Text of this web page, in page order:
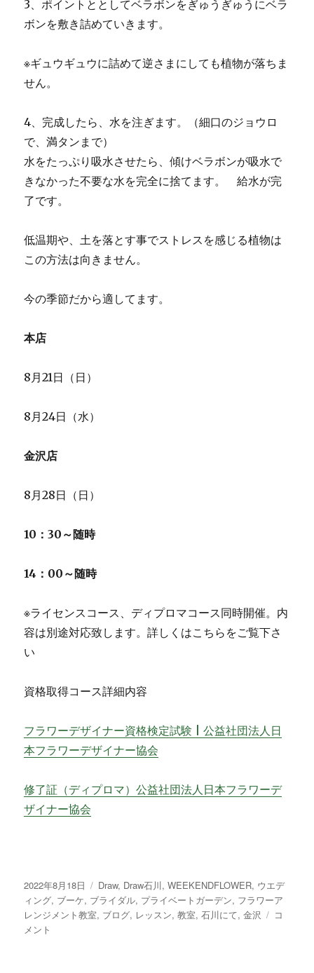
3、ポイントととしてベラボンをぎゅうぎゅうにベラ
ボンを敷き詰めていきます。
※ギュウギュウに詰めて逆さまにしても植物が落ちま
せん。
4、完成したら、水を注ぎます。（細口のジョウロ
で、満タンまで）
水をたっぷり吸水させたら、傾けベラボンが吸水で
きなかった不要な水を完全に捨てます。 給水が完
了です。
低温期や、土を落とす事でストレスを感じる植物は
この方法は向きません。
今の季節だから適してます。
本店
8月21日（日）
8月24日（水）
金沢店
8月28日（日）
10：30～随時
14：00～随時
※ライセンスコース、ディプロマコース同時開催。内
容は別途対応致します。詳しくはこちらをご覧下さ
い
資格取得コース詳細内容
フラワーデザイナー資格検定試験 | 公益社団法人日
本フラワーデザイナー協会
修了証（ディプロマ）公益社団法人日本フラワーデ
ザイナー協会
投
稿
日:
2022年8月18日
カ
テ
ゴ
Draw, Draw石川,WEEKENDFLOWER, ウエデ
ィング, ブーケ, ブライダル, プライベートガーデン, フラワーア
レンジメント教室, ブログ, レッスン,教室,石川にて,金沢
グ
コ
メント